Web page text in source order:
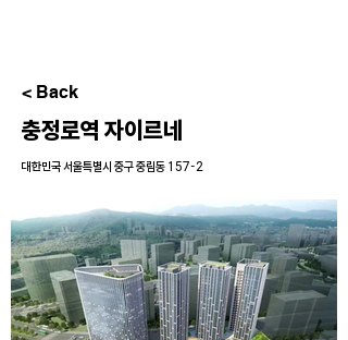
< Back
충정로역 자이르네
대한민국 서울특별시 중구 중림동 157-2